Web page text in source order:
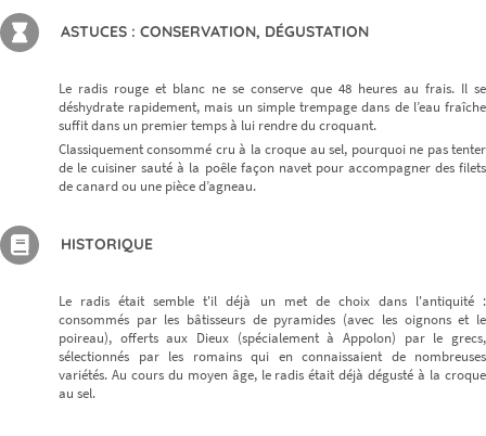
ASTUCES : CONSERVATION, DÉGUSTATION
Le radis rouge et blanc ne se conserve que 48 heures au frais. Il se
déshydrate rapidement, mais un simple trempage dans de l’eau fraîche
suffit dans un premier temps à lui rendre du croquant.
Classiquement consommé cru à la croque au sel, pourquoi ne pas tenter
de le cuisiner sauté à la poêle façon navet pour accompagner des filets
de canard ou une pièce d’agneau.
HISTORIQUE
Le radis était semble t'il déjà un met de choix dans l'antiquité :
consommés par les bâtisseurs de pyramides (avec les oignons et le
poireau), offerts aux Dieux (spécialement à Appolon) par le grecs,
sélectionnés par les romains qui en connaissaient de nombreuses
variétés. Au cours du moyen âge, le radis était déjà dégusté à la croque
au sel.